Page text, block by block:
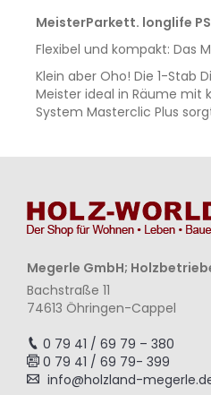
MeisterParkett. longlife
Flexibel und kompakt: Das
Klein aber Oho! Die 1-Stab
Meister ideal in Räume mit
System Masterclic Plus
Megerle GmbH;
Bachstraße 11
74613 Öhringen-Cappel
0 79 41 / 69 79 – 380
0 79 41 / 69 79- 399
info@holzland-